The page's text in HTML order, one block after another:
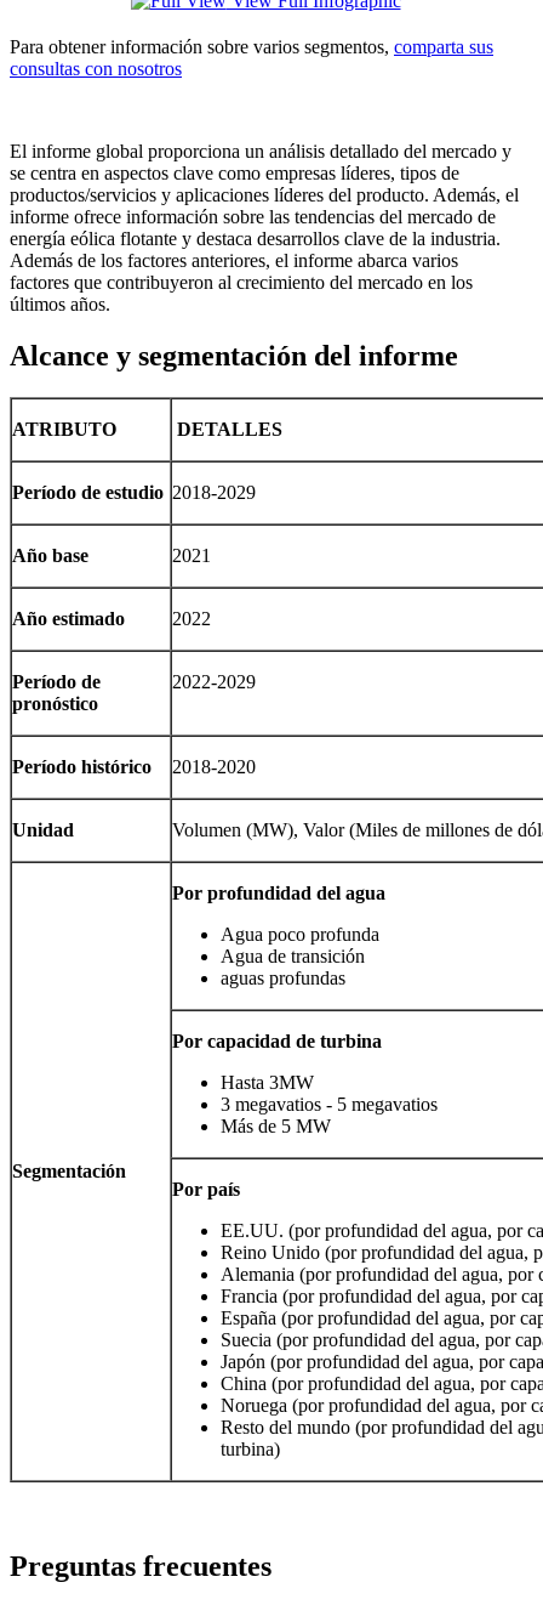
Para obtener información sobre varios segmentos, comparta sus
consultas con nosotros
El informe global proporciona un análisis detallado del mercado y
se centra en aspectos clave como empresas líderes, tipos de
productos/servicios y aplicaciones líderes del producto. Además, el
informe ofrece información sobre las tendencias del mercado de
energía eólica flotante y destaca desarrollos clave de la industria.
Además de los factores anteriores, el informe abarca varios
factores que contribuyeron al crecimiento del mercado en los
últimos años.
Alcance y segmentación del informe
ATRIBUTO DETALLES
Período de estudio 2018-2029
Año base 2021
Año estimado 2022
Período de
pronóstico
2022-2029
Período histórico 2018-2020
Unidad Volumen (MW), Valor (Miles de millones de
Segmentación
Por profundidad del agua
Agua poco profunda
Agua de transición
aguas profundas
Por capacidad de turbina
Hasta 3MW
3 megavatios - 5 megavatios
Más de 5 MW
Por país
EE.UU. (por profundidad del agua, por
Reino Unido (por profundidad del agua,
Alemania (por profundidad del agua, por
Francia (por profundidad del agua, por
España (por profundidad del agua, por
Suecia (por profundidad del agua, por
Japón (por profundidad del agua, por
China (por profundidad del agua, por
Noruega (por profundidad del agua, por
Resto del mundo (por profundidad del
turbina)
Preguntas frecuentes